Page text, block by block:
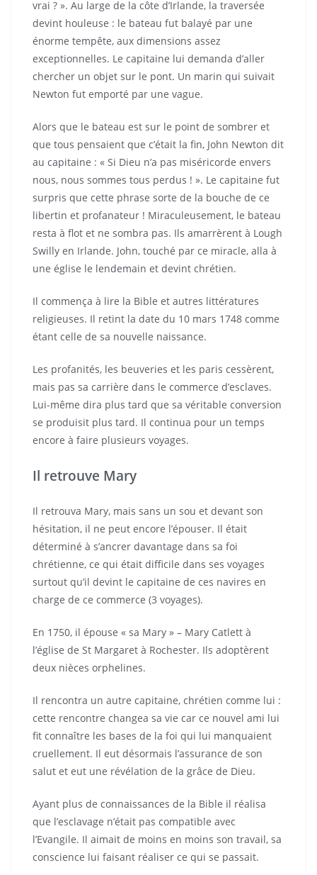
vrai ? ». Au large de la côte d’Irlande, la traversée
devint houleuse : le bateau fut balayé par une
énorme tempête, aux dimensions assez
exceptionnelles. Le capitaine lui demanda d’aller
chercher un objet sur le pont. Un marin qui suivait
Newton fut emporté par une vague.
Alors que le bateau est sur le point de sombrer et
que tous pensaient que c’était la fin, John Newton dit
au capitaine : « Si Dieu n’a pas miséricorde envers
nous, nous sommes tous perdus ! ». Le capitaine fut
surpris que cette phrase sorte de la bouche de ce
libertin et profanateur ! Miraculeusement, le bateau
resta à flot et ne sombra pas. Ils amarrèrent à Lough
Swilly en Irlande. John, touché par ce miracle, alla à
une église le lendemain et devint chrétien.
Il commença à lire la Bible et autres littératures
religieuses. Il retint la date du 10 mars 1748 comme
étant celle de sa nouvelle naissance.
Les profanités, les beuveries et les paris cessèrent,
mais pas sa carrière dans le commerce d’esclaves.
Lui-même dira plus tard que sa véritable conversion
se produisit plus tard. Il continua pour un temps
encore à faire plusieurs voyages.
Il retrouve Mary
Il retrouva Mary, mais sans un sou et devant son
hésitation, il ne peut encore l’épouser. Il était
déterminé à s’ancrer davantage dans sa foi
chrétienne, ce qui était difficile dans ses voyages
surtout qu’il devint le capitaine de ces navires en
charge de ce commerce (3 voyages).
En 1750, il épouse « sa Mary » – Mary Catlett à
l’église de St Margaret à Rochester. Ils adoptèrent
deux nièces orphelines.
Il rencontra un autre capitaine, chrétien comme lui :
cette rencontre changea sa vie car ce nouvel ami lui
fit connaître les bases de la foi qui lui manquaient
cruellement. Il eut désormais l’assurance de son
salut et eut une révélation de la grâce de Dieu.
Ayant plus de connaissances de la Bible il réalisa
que l’esclavage n’était pas compatible avec
l’Evangile. Il aimait de moins en moins son travail, sa
conscience lui faisant réaliser ce qui se passait.